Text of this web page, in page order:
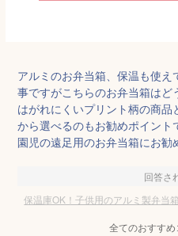
アルミのお弁当箱、保温も使
事ですがこちらのお弁当箱は
はがれにくいプリント柄の商
から選べるのもお勧めポイン
園児の遠足用のお弁当箱にお勧
回答さ
保温庫OK！子供用のアルミ製弁当
全てのおすすめ